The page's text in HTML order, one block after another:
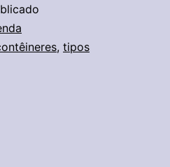
, tipos